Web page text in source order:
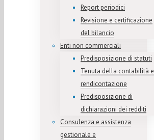
Report periodici
Revisione e certificazione
del bilancio
Enti non commerciali
Predisposizione di statuti
Tenuta della contabilità e
rendicontazione
Predisposizione di
dichiarazioni dei redditi
Consulenza e assistenza
gestionale e